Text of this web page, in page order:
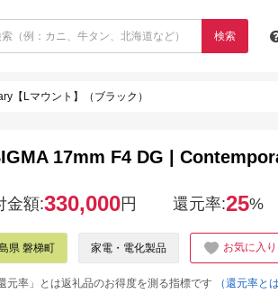
検索
【Lマウント】（ブラック）
17mm F4 DG |
金額:330,000円 還元率:25%
県 磐梯町 家電・電化製品 お気に入り
元率」とは返礼品のお得度を測る指標です
（還元率とは